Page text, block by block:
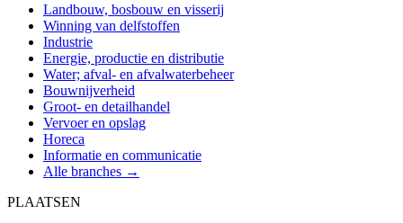
Landbouw, bosbouw en visserij
Winning van delfstoffen
Industrie
Energie, productie en distributie
Water; afval- en afvalwaterbeheer
Bouwnijverheid
Groot- en detailhandel
Vervoer en opslag
Horeca
Informatie en communicatie
Alle branches →
PLAATSEN